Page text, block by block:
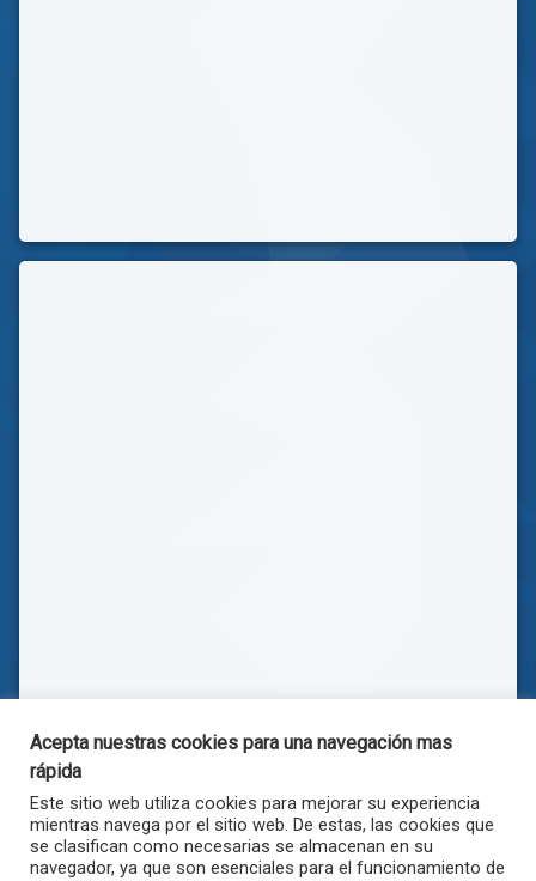
Acepta nuestras cookies para una navegación mas
rápida
Este sitio web utiliza cookies para mejorar su experiencia
mientras navega por el sitio web. De estas, las cookies que
se clasifican como necesarias se almacenan en su
navegador, ya que son esenciales para el funcionamiento de